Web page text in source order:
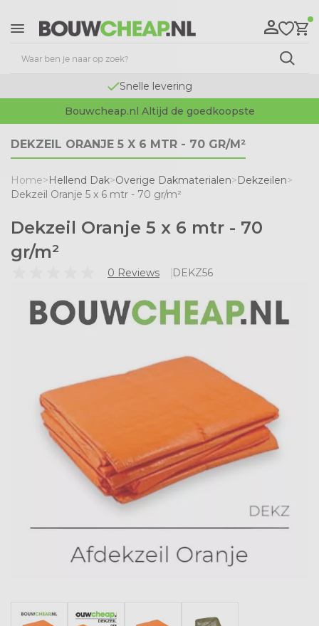
Snelle levering
Bouwcheap.nl Altijd de goedkoopste
DEKZEIL ORANJE 5 X 6 MTR - 70 GR/M²
Home>Hellend Dak>Overige Dakmaterialen>Dekzeilen>
Dekzeil Oranje 5 x 6 mtr - 70 gr/m²
Dekzeil Oranje 5 x 6 mtr - 70
gr/m²
0 Reviews DEKZ56